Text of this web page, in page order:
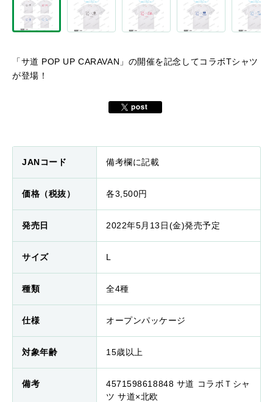
「サ道 POP UP CARAVAN」の開催を記念してコラボTシャツ
が登場！
JANコード 備考欄に記載
価格（税抜） 各3,500円
発売日 2022年5月13日(金)発売予定
サイズ L
種類 全4種
仕様 オープンパッケージ
対象年齢 15歳以上
備考
4571598618848 サ道 コラボＴシャ
ツ サ道×北欧